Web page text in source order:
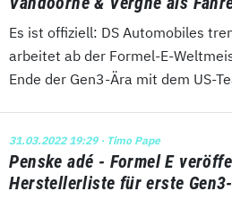
Es ist offiziell: DS Automobiles
arbeitet ab der Formel-E-
Ende der Gen3-Ära mit dem US-
31.03.2022 19:29· Timo Pape
Penske adé - Formel E
Herstellerliste für erste